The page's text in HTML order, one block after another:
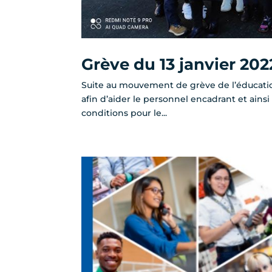
Grève du 13 janvier
Suite au mouvement de grève de
afin d’aider le personnel encadrant et
conditions pour le...